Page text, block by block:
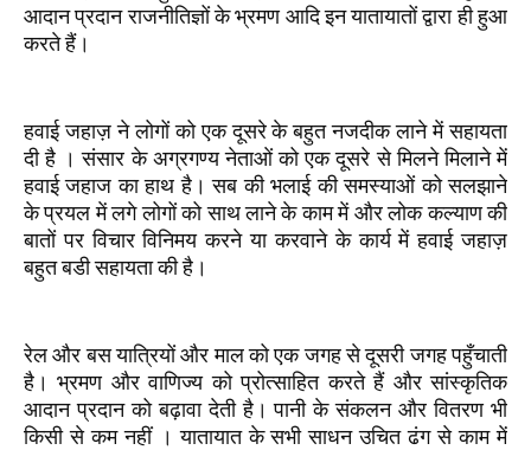
आदान प्रदान राजनीतिज्ञों के भ्रमण आदि इन यातायातों द्वारा ही हुआ
करते हैं।
हवाई जहाज़ ने लोगों को एक दूसरे के बहुत नजदीक लाने में सहायता
दी है । संसार के अग्रगण्य नेताओं को एक दूसरे से मिलने मिलाने में
हवाई जहाज का हाथ है। सब की भलाई की समस्याओं को सलझाने
के प्रयल में लगे लोगों को साथ लाने के काम में और लोक कल्याण की
बातों पर विचार विनिमय करने या करवाने के कार्य में हवाई जहाज़
बहुत बडी सहायता की है।
रेल और बस यात्रियों और माल को एक जगह से दूसरी जगह पहुँचाती
है। भ्रमण और वाणिज्य को प्रोत्साहित करते हैं और सांस्कृतिक
आदान प्रदान को बढ़ावा देती है। पानी के संकलन और वितरण भी
किसी से कम नहीं । यातायात के सभी साधन उचित ढंग से काम में